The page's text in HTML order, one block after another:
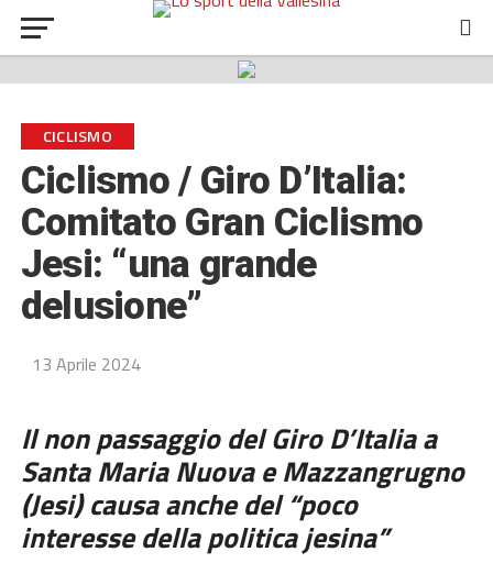
CICLISMO
Ciclismo / Giro D’Italia:
Comitato Gran Ciclismo
Jesi: “una grande
delusione”
13 Aprile 2024
Il non passaggio del Giro D’Italia a
Santa Maria Nuova e Mazzangrugno
(Jesi) causa anche del “poco
interesse della politica jesina”